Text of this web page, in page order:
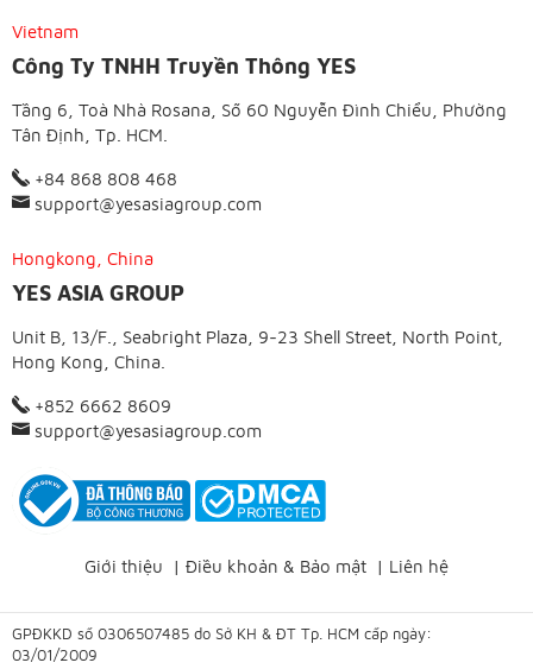
Vietnam
Công Ty TNHH Truyền Thông YES
Tầng 6, Toà Nhà Rosana, Số 60 Nguyễn Đình Chiểu, Phường
Tân Định, Tp. HCM.
+84 868 808 468
support@yesasiagroup.com
Hongkong, China
YES ASIA GROUP
Unit B, 13/F., Seabright Plaza, 9-23 Shell Street, North Point,
Hong Kong, China.
+852 6662 8609
support@yesasiagroup.com
Giới thiệu | Điều khoản & Bảo mật | Liên hệ
GPĐKKD số 0306507485 do Sở KH & ĐT Tp. HCM cấp ngày:
03/01/2009